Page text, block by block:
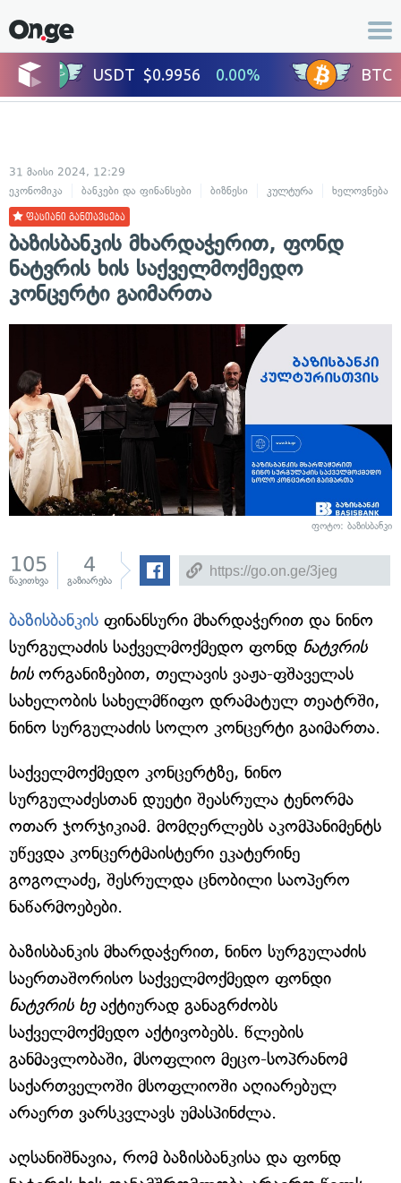
31 მაისი 2024, 12:29
ეკონომიკა
ბანკები და ფინანსები ბიზნესი კულტურა ხელოვნება
ფასიანი განთავსება
ბაზისბანკის მხარდაჭერით, ფონდ
ნატვრის ხის საქველმოქმედო
კონცერტი გაიმართა
ფოტო: ბაზისბანკი
105
წაკითხვა
4
გაზიარება
ბაზისბანკის ფინანსური მხარდაჭერით და ნინო
სურგულაძის საქველმოქმედო ფონდ ნატვრის
ხისორგანიზებით, თელავის ვაჟა-ფშაველას
სახელობის სახელმწიფო დრამატულ თეატრში,
ნინო სურგულაძის სოლო კონცერტი გაიმართა.
საქველმოქმედო კონცერტზე, ნინო
სურგულაძესთან დუეტი შეასრულა ტენორმა
ოთარ ჯორჯიკიამ. მომღერლებს აკომპანიმენტს
უწევდა კონცერტმაისტერი ეკატერინე
გოგოლაძე, შესრულდა ცნობილი საოპერო
ნაწარმოებები.
ბაზისბანკის მხარდაჭერით, ნინო სურგულაძის
საერთაშორისო საქველმოქმედო ფონდი
ნატვრის ხეაქტიურად განაგრძობს
საქველმოქმედო აქტივობებს. წლების
განმავლობაში, მსოფლიო მეცო-სოპრანომ
საქართველოში მსოფლიოში აღიარებულ
არაერთ ვარსკვლავს უმასპინძლა.
აღსანიშნავია, რომ ბაზისბანკისა და ფონდ